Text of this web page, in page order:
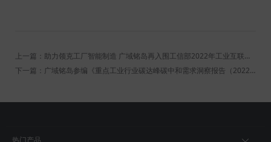
上一篇：助力领克工厂智能制造 广域铭岛再入围工信部2022年工业互联网平台创新领航应用案例
下一篇：广域铭岛参编《重点工业行业碳达峰碳中和需求洞察报告（2022年）》已正式发布